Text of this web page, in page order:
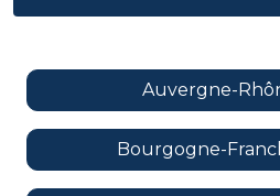
Auvergne-
Bourgogne-